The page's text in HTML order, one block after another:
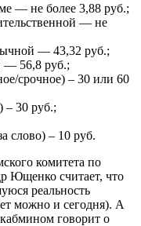
— не более 3,88 руб.;
— не
— 43,32 руб.;
— 56,8 руб.;
срочное) – 30 или 60
– 30 руб.;
слово) – 10 руб.
комитета по
Ющенко считает, что
реальность
можно и сегодня). А
говорит о